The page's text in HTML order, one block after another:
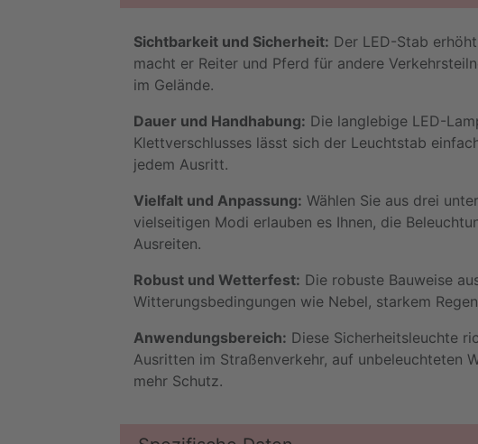
Sichtbarkeit und Sicherheit: Der LED-Stab
macht er Reiter und Pferd für andere
im Gelände.
Dauer und Handhabung: Die langlebige LED-
Klettverschlusses lässt sich der Leuchtstab
jedem Ausritt.
Vielfalt und Anpassung: Wählen Sie aus drei
vielseitigen Modi erlauben es Ihnen, die
Ausreiten.
Robust und Wetterfest: Die robuste Bauweise
Witterungsbedingungen wie Nebel, starkem
Anwendungsbereich: Diese Sicherheitsleuchte
Ausritten im Straßenverkehr, auf unbeleuchteten
mehr Schutz.